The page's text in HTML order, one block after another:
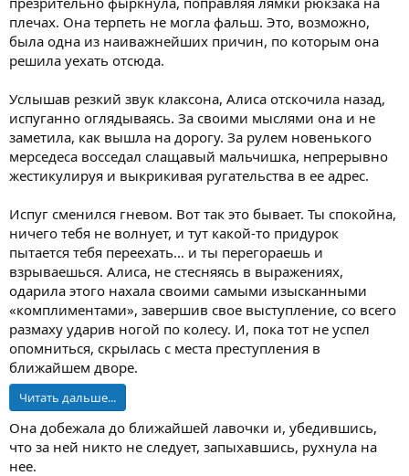
плечах. Она терпеть не могла фальш. Это, возможно,
была одна из наиважнейших причин, по которым она
решила уехать отсюда.
Услышав резкий звук клаксона, Алиса отскочила назад,
испуганно оглядываясь. За своими мыслями она и не
заметила, как вышла на дорогу. За рулем новенького
мерседеса восседал слащавый мальчишка, непрерывно
жестикулируя и выкрикивая ругательства в ее адрес.
Испуг сменился гневом. Вот так это бывает. Ты спокойна,
ничего тебя не волнует, и тут какой-то придурок
пытается тебя переехать… и ты перегораешь и
взрываешься. Алиса, не стесняясь в выражениях,
одарила этого нахала своими самыми изысканными
«комплиментами», завершив свое выступление, со всего
размаху ударив ногой по колесу. И, пока тот не успел
опомниться, скрылась с места преступления в
ближайшем дворе.
Читать дальше...
Она добежала до ближайшей лавочки и, убедившись,
что за ней никто не следует, запыхавшись, рухнула на
нее.